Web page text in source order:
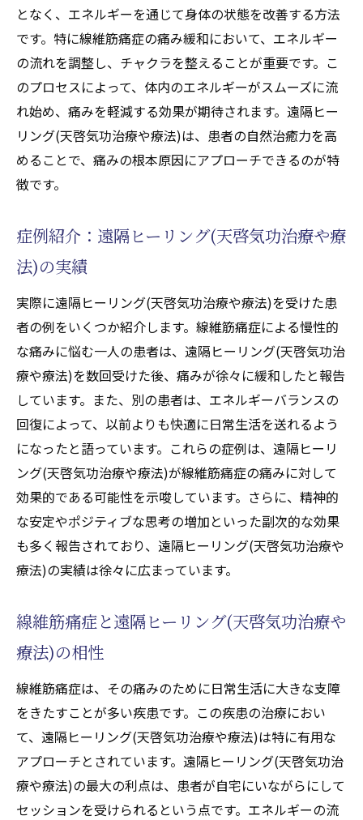
となく、エネルギーを通じて身体の状態を改善する方法
です。特に線維筋痛症の痛み緩和において、エネルギー
の流れを調整し、チャクラを整えることが重要です。こ
のプロセスによって、体内のエネルギーがスムーズに流
れ始め、痛みを軽減する効果が期待されます。遠隔ヒー
リング(天啓気功治療や療法)は、患者の自然治癒力を高
めることで、痛みの根本原因にアプローチできるのが特
徴です。
症例紹介：遠隔ヒーリング(天啓気功治療や療
法)の実績
実際に遠隔ヒーリング(天啓気功治療や療法)を受けた患
者の例をいくつか紹介します。線維筋痛症による慢性的
な痛みに悩む一人の患者は、遠隔ヒーリング(天啓気功治
療や療法)を数回受けた後、痛みが徐々に緩和したと報告
しています。また、別の患者は、エネルギーバランスの
回復によって、以前よりも快適に日常生活を送れるよう
になったと語っています。これらの症例は、遠隔ヒーリ
ング(天啓気功治療や療法)が線維筋痛症の痛みに対して
効果的である可能性を示唆しています。さらに、精神的
な安定やポジティブな思考の増加といった副次的な効果
も多く報告されており、遠隔ヒーリング(天啓気功治療や
療法)の実績は徐々に広まっています。
線維筋痛症と遠隔ヒーリング(天啓気功治療や
療法)の相性
線維筋痛症は、その痛みのために日常生活に大きな支障
をきたすことが多い疾患です。この疾患の治療におい
て、遠隔ヒーリング(天啓気功治療や療法)は特に有用な
アプローチとされています。遠隔ヒーリング(天啓気功治
療や療法)の最大の利点は、患者が自宅にいながらにして
セッションを受けられるという点です。エネルギーの流